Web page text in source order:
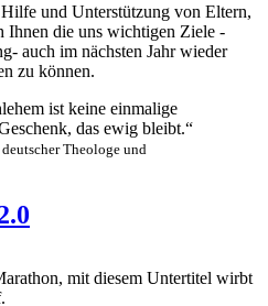
und Unterstützung von Eltern,
Ihnen die uns wichtigen Ziele -
auch im nächsten Jahr wieder
zu können.
ist keine einmalige
das ewig bleibt.“
Theologe und
mit diesem Untertitel wirbt